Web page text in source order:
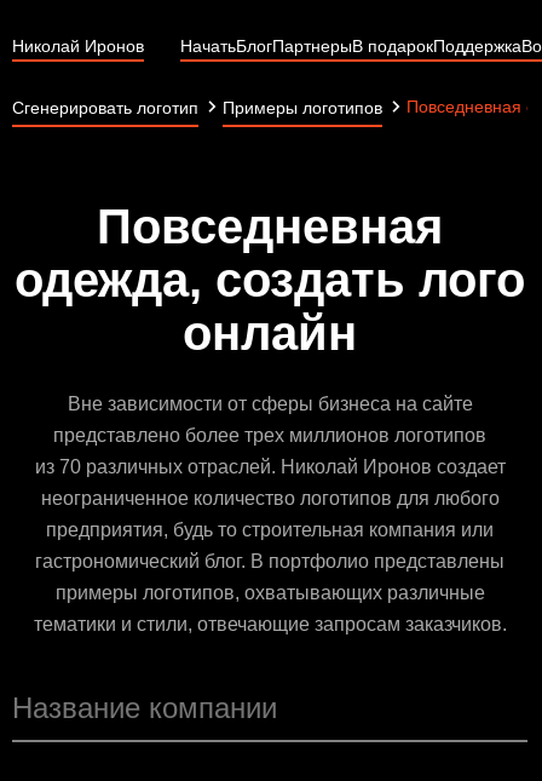
Николай Иронов НачатьБлогПартнерыВ подарокПоддержка
Сгенерировать логотип Примеры логотипов Повседневная
Повседневная
одежда, создать лого
онлайн
Вне зависимости от сферы бизнеса на сайте
представлено более трех миллионов логотипов
из 70 различных отраслей. Николай Иронов создает
неограниченное количество логотипов для любого
предприятия, будь то строительная компания или
гастрономический блог. В портфолио представлены
примеры логотипов, охватывающих различные
тематики и стили, отвечающие запросам заказчиков.